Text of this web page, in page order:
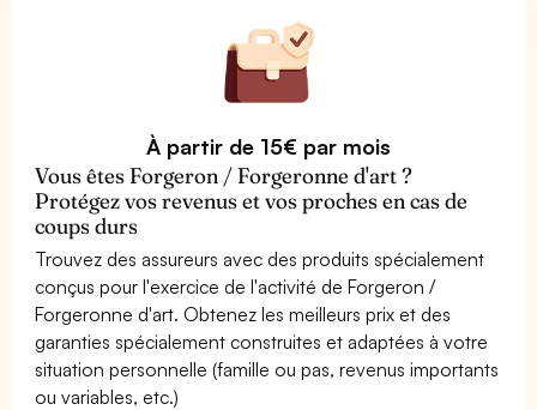
À partir de 15€ par mois
Vous êtes Forgeron / Forgeronne d'art ?
Protégez vos revenus et vos proches en cas de
coups durs
Trouvez des assureurs avec des produits spécialement
conçus pour l'exercice de l'activité de Forgeron /
Forgeronne d'art. Obtenez les meilleurs prix et des
garanties spécialement construites et adaptées à votre
situation personnelle (famille ou pas, revenus importants
ou variables, etc.)